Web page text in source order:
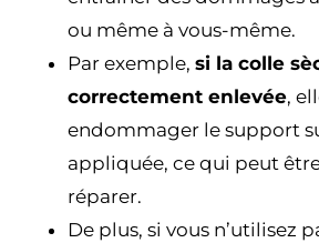
ou même à vous-même.
Par exemple, si la colle
correctement enlevée,
endommager le support
appliquée, ce qui peut
réparer.
De plus, si vous n’utilisez